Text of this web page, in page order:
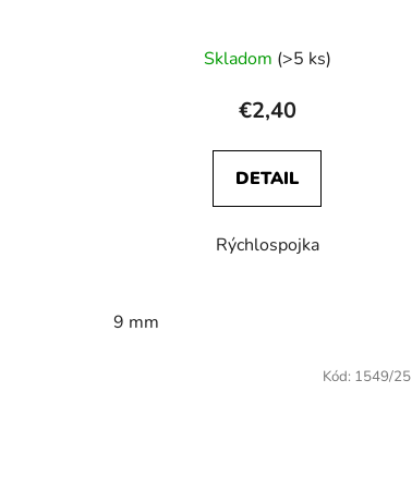
Skladom (>5 ks)
€2,40
DETAIL
Rýchlospojka
9 mm
Kód: 1549/25